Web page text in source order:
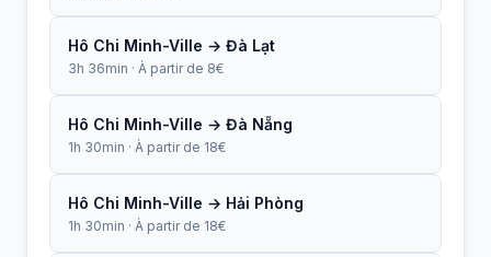
Hô Chi Minh-Ville → Đà Lạt
3h 36min · À partir de 8€
Hô Chi Minh-Ville → Đà Nẵng
1h 30min · À partir de 18€
Hô Chi Minh-Ville → Hải Phòng
1h 30min · À partir de 18€